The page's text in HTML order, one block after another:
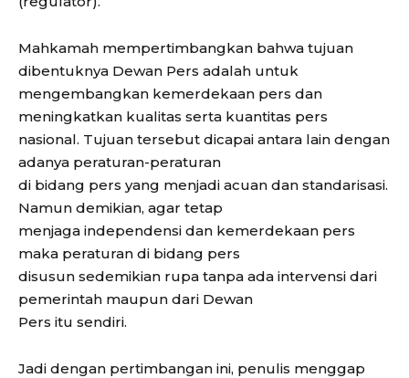
Mahkamah mempertimbangkan bahwa tujuan
dibentuknya Dewan Pers adalah untuk
mengembangkan kemerdekaan pers dan
meningkatkan kualitas serta kuantitas pers
nasional. Tujuan tersebut dicapai antara lain dengan
adanya peraturan-peraturan
di bidang pers yang menjadi acuan dan standarisasi.
Namun demikian, agar tetap
menjaga independensi dan kemerdekaan pers
maka peraturan di bidang pers
disusun sedemikian rupa tanpa ada intervensi dari
pemerintah maupun dari Dewan
Pers itu sendiri.
Jadi dengan pertimbangan ini, penulis menggap